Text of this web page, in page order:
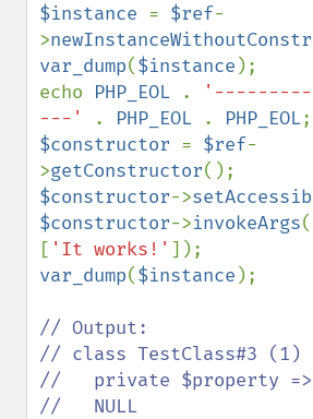
$instance = $ref-
>
var_dump($instance );
echo PHP_EOL .
---'
. PHP_EOL . PHP_EOL
$constructor = $ref-
>getConstructor
$constructor->
$constructor->invokeArgs(
[ 'It works!'
var_dump($instance );
// Output:
// class TestClass#3 (1)
//   private $property =>
//   NULL